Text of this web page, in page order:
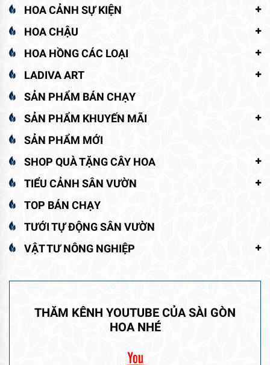
HOA CẢNH SỰ KIỆN
HOA CHẬU
HOA HỒNG CÁC LOẠI
LADIVA ART
SẢN PHẨM BÁN CHẠY
SẢN PHẨM KHUYẾN MÃI
SẢN PHẨM MỚI
SHOP QUÀ TẶNG CÂY HOA
TIỂU CẢNH SÂN VƯỜN
TOP BÁN CHẠY
TƯỚI TỰ ĐỘNG SÂN VƯỜN
VẬT TƯ NÔNG NGHIỆP
THĂM KÊNH YOUTUBE CỦA SÀI GÒN
HOA NHÉ